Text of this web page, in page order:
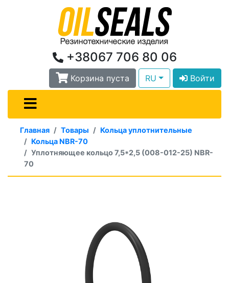
+38067 706 80 06
Корзина пуста RU Войти
Главная Товары
Кольца уплотнительные
Кольца NBR-70
Уплотняющее кольцо 7,5*2,5 (008-012-25) NBR-
70